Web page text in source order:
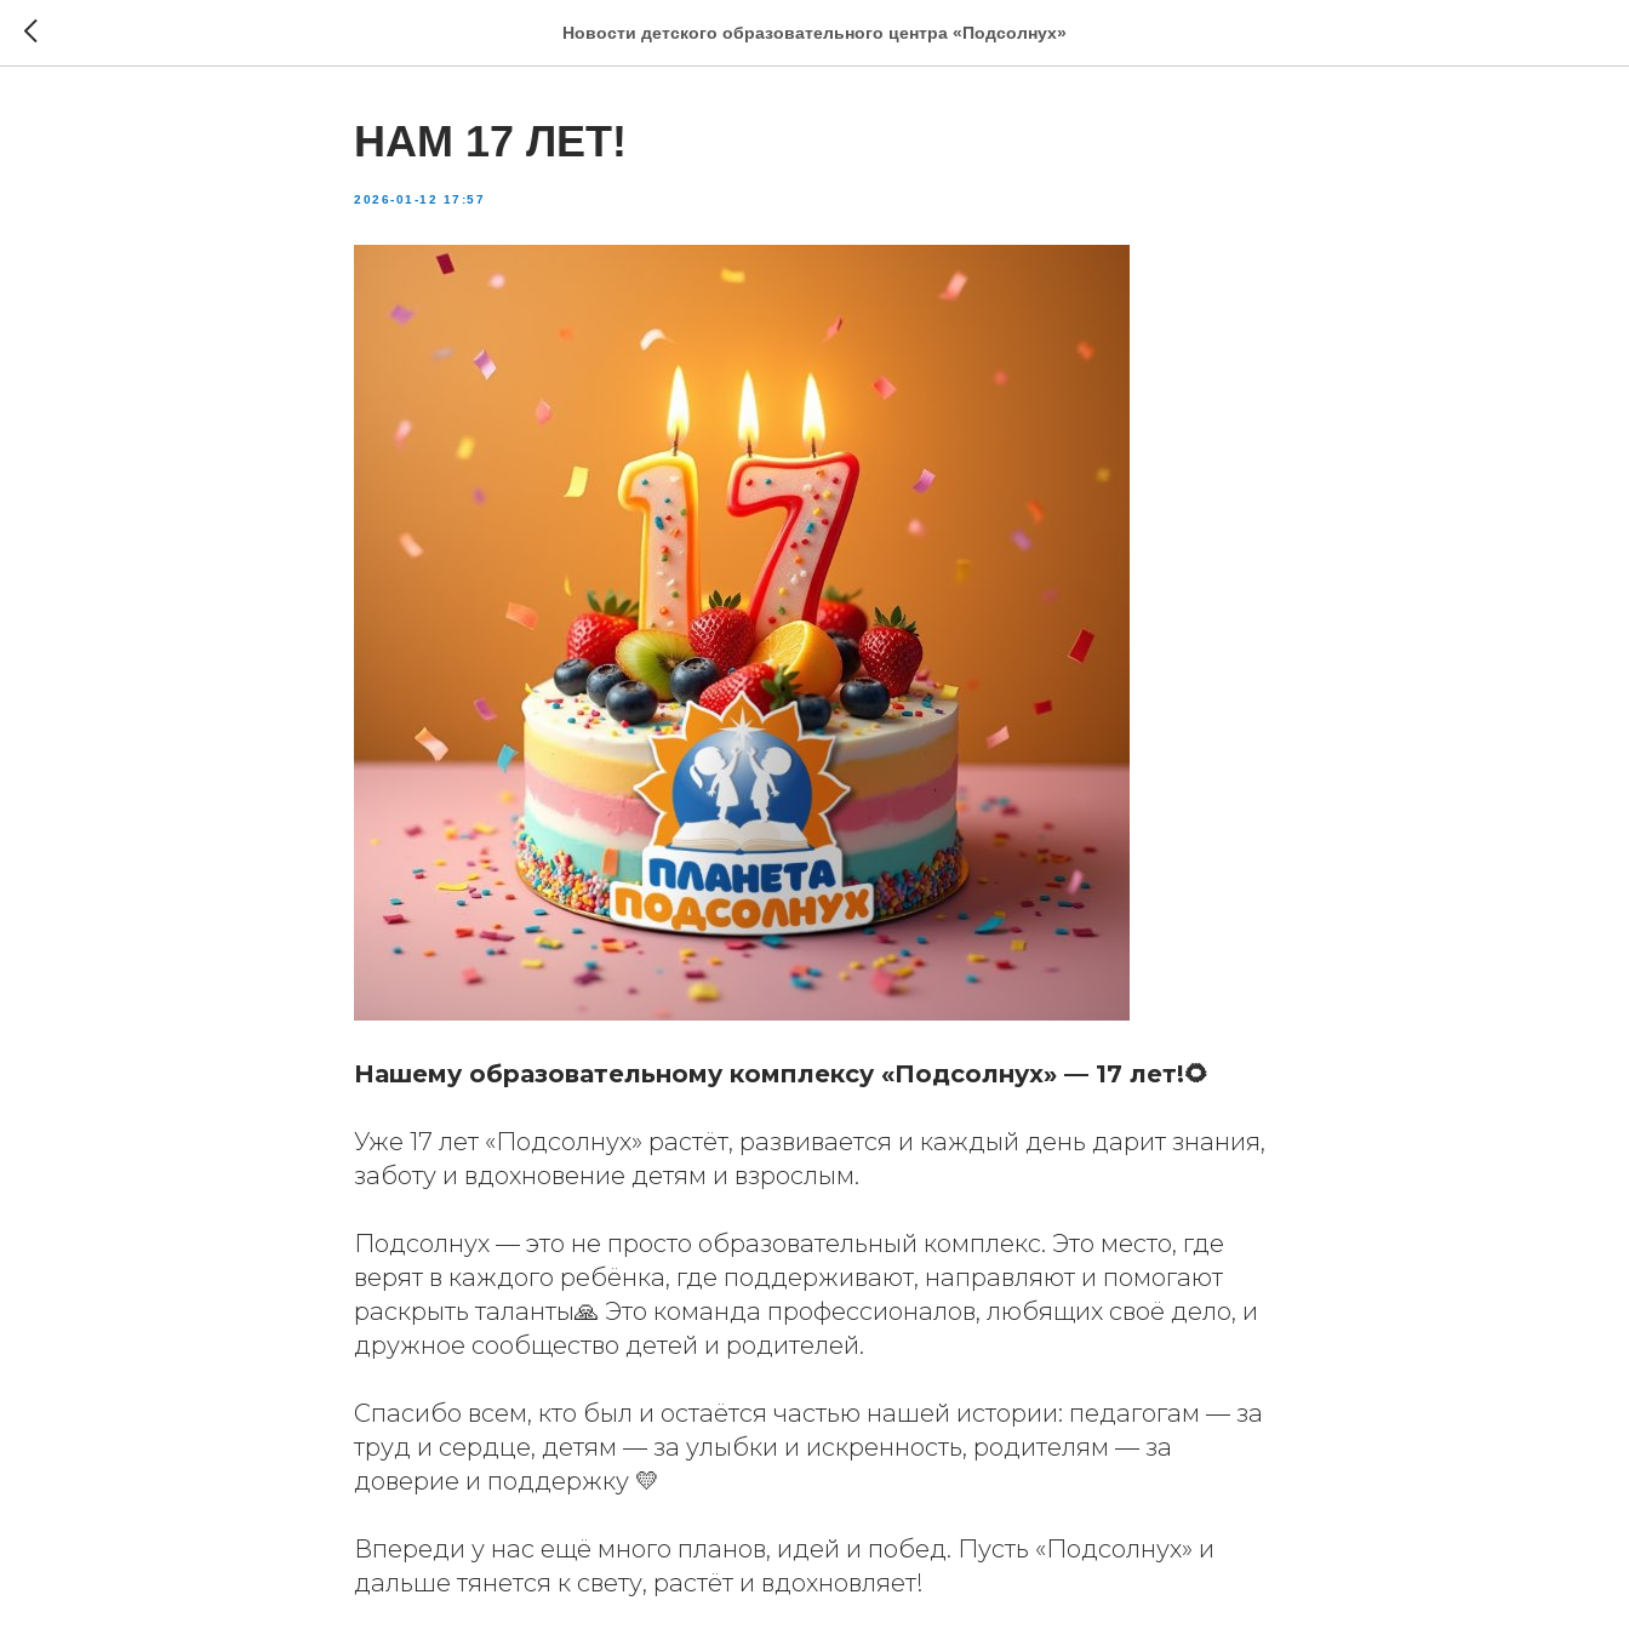
Новости детского образовательного центра «Подсолнух»
НАМ 17 ЛЕТ!
2026-01-12 17:57
Нашему образовательному комплексу «Подсолнух» — 17 лет!🌻
Уже 17 лет «Подсолнух» растёт, развивается и каждый день дарит знания,
заботу и вдохновение детям и взрослым.
Подсолнух — это не просто образовательный комплекс. Это место, где
верят в каждого ребёнка, где поддерживают, направляют и помогают
раскрыть таланты🙏 Это команда профессионалов, любящих своё дело, и
дружное сообщество детей и родителей.
Спасибо всем, кто был и остаётся частью нашей истории: педагогам — за
труд и сердце, детям — за улыбки и искренность, родителям — за
доверие и поддержку 💛
Впереди у нас ещё много планов, идей и побед. Пусть «Подсолнух» и
дальше тянется к свету, растёт и вдохновляет!